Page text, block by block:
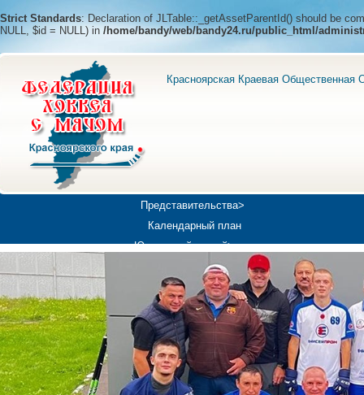
Strict Standards: Declaration of JLTable::_getAssetParentId() should be
NULL, $id = NULL) in /home/bandy/web/bandy24.ru/public_html/
Красноярская Краевая Общественная
Представительства>
Календарный план
Юношеский хоккей>
Медиа>